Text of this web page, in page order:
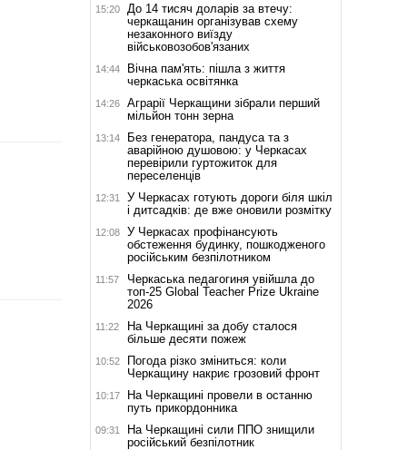
15:20
До 14 тисяч доларів за втечу:
черкащанин організував схему
незаконного виїзду
військовозобов'язаних
14:44
Вічна пам'ять: пішла з життя
черкаська освітянка
14:26
Аграрії Черкащини зібрали перший
мільйон тонн зерна
13:14
Без генератора, пандуса та з
аварійною душовою: у Черкасах
перевірили гуртожиток для
переселенців
12:31
У Черкасах готують дороги біля шкіл
і дитсадків: де вже оновили розмітку
12:08
У Черкасах профінансують
обстеження будинку, пошкодженого
російським безпілотником
11:57
Черкаська педагогиня увійшла до
топ-25 Global Teacher Prize Ukraine
2026
11:22
На Черкащині за добу сталося
більше десяти пожеж
10:52
Погода різко зміниться: коли
Черкащину накриє грозовий фронт
10:17
На Черкащині провели в останню
путь прикордонника
09:31
На Черкащині сили ППО знищили
російський безпілотник